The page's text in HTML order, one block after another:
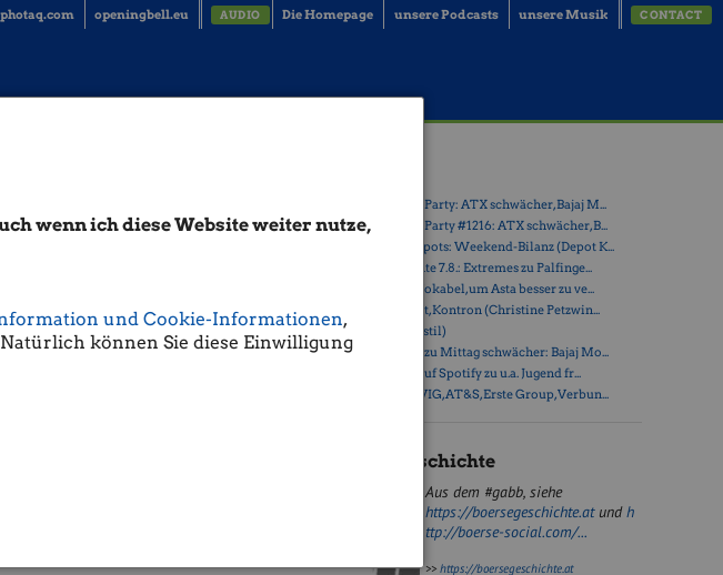
wenn ich diese Website weiter nutze,
und Cookie-Informationen,
können Sie diese Einwilligung
photaq.com openingbell.eu AUDIO Die Homepage unsere Podcasts unsere Musik CONTACT
TrafficCom
ist auch auf Samstag/Sonntag gefallen.
» Wiener Börse Party: ATX schwächer, Bajaj M...
» Wiener Börse Party #1216: ATX schwächer, B...
» Österreich-Depots: Weekend-Bilanz (Depot K...
» Börsegeschichte 7.8.: Extremes zu Palfinge...
» Nachlese: 10 Vokabel, um Asta besser zu ve...
» PIR-News: Post, Kontron (Christine Petzwin...
» (Christian Drastil)
» Wiener Börse zu Mittag schwächer: Bajaj Mo...
» Börse-Inputs auf Spotify zu u.a. Jugend fr...
» ATX-Trends: VIG, AT&S, Erste Group, Verbun...
Börse Geschichte
Aus dem #gabb, siehe
https://boersegeschichte.atundh
ttp://boerse-social.com/...
>>https://boersegeschichte.at